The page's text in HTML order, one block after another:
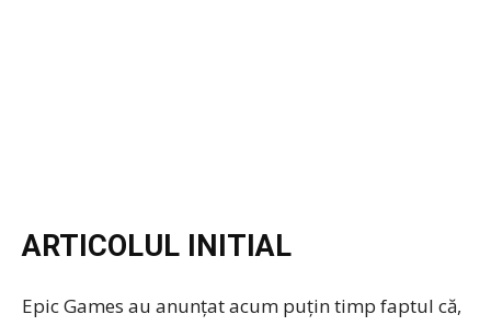
ARTICOLUL INITIAL
Epic Games au anunțat acum puțin timp faptul că,